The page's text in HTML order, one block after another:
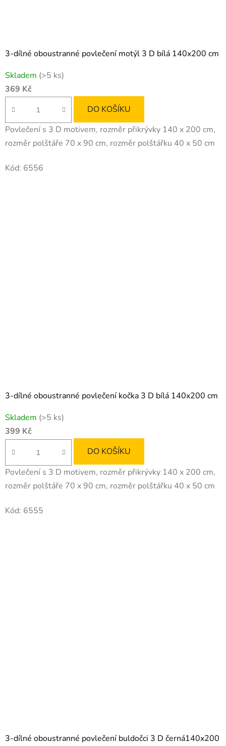
3-dílné oboustranné povlečení motýl 3 D bílá 140x200 cm
Skladem (>5 ks)
369 Kč
DO KOŠÍKU
Povlečení s 3 D motivem, rozměr přikrývky 140 x 200 cm,
rozměr polštáře 70 x 90 cm, rozměr polštářku 40 x 50 cm
Kód: 6556
3-dílné oboustranné povlečení kočka 3 D bílá 140x200 cm
Skladem (>5 ks)
399 Kč
DO KOŠÍKU
Povlečení s 3 D motivem, rozměr přikrývky 140 x 200 cm,
rozměr polštáře 70 x 90 cm, rozměr polštářku 40 x 50 cm
Kód: 6555
3-dílné oboustranné povlečení buldočci 3 D černá140x200